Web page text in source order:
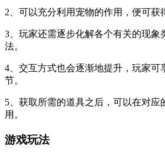
2、可以充分利用宠物的作用，便可获
3、玩家还需逐步化解各个有关的现象
法。
4、交互方式也会逐渐地提升，玩家可
节。
5、获取所需的道具之后，可以在对应
用。
游戏玩法